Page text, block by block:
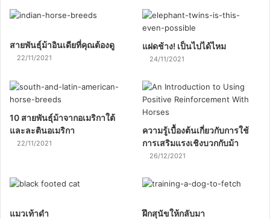
สายพันธุ์ม้าอินเดียที่คุณต้องดู
22/11/2021
แฝดช้าง! เป็นไปได้ไหม
24/11/2021
10 สายพันธุ์ม้าจากอเมริกาใต้
และละตินอเมริกา
22/11/2021
ความรู้เบื้องต้นเกี่ยวกับการใช้
การเสริมแรงเชิงบวกกับม้า
26/12/2021
แมวเท้าดำ ฝึกสุนัขให้กลับมา